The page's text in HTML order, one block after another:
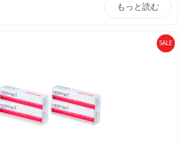
もっと読む
SALE